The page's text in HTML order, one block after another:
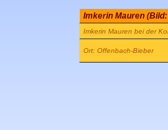
Imkerin Mauren
Imkerin Mauren bei der
Ort: Offenbach-Bieber